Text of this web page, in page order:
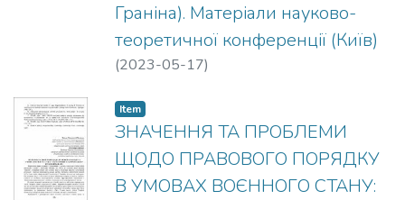
Граніна). Матеріали науково-
теоретичної конференції (Київ)
(2023-05-17)
Item
ЗНАЧЕННЯ ТА ПРОБЛЕМИ
ЩОДО ПРАВОВОГО ПОРЯДКУ
В УМОВАХ ВОЄННОГО СТАНУ: